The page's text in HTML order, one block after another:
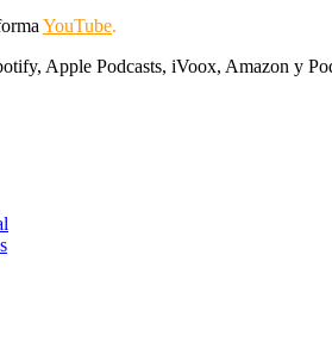
YouTube.
Apple Podcasts, iVoox, Amazon y